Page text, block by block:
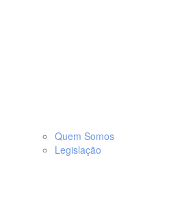
Quem Somos
Legislação